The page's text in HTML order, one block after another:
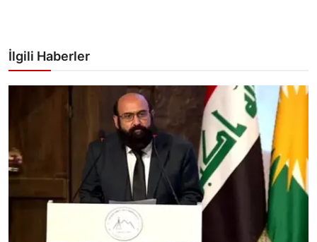
İlgili Haberler